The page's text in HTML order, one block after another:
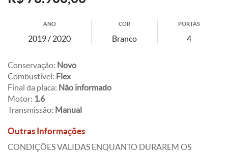
ANO
2019 / 2020
COR
Branco
PORTAS
4
Conservação: Novo
Combustível: Flex
Final da placa: Não informado
Motor: 1.6
Transmissão: Manual
Outras Informações
CONDIÇÕES VALIDAS ENQUANTO DURAREM OS